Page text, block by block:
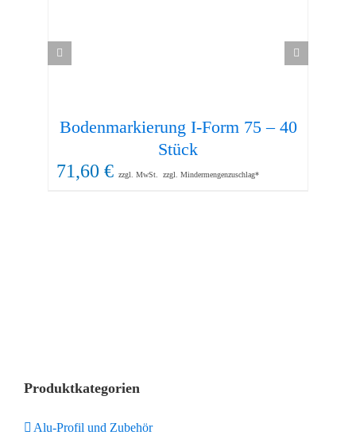
Bodenmarkierung I-Form 75 – 40
Stück
71,60 € zzgl. MwSt. zzgl. Mindermengenzuschlag*
Produktkategorien
Alu-Profil und Zubehör